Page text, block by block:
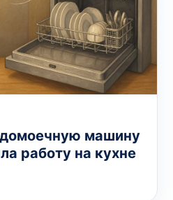
машину
работу на кухне